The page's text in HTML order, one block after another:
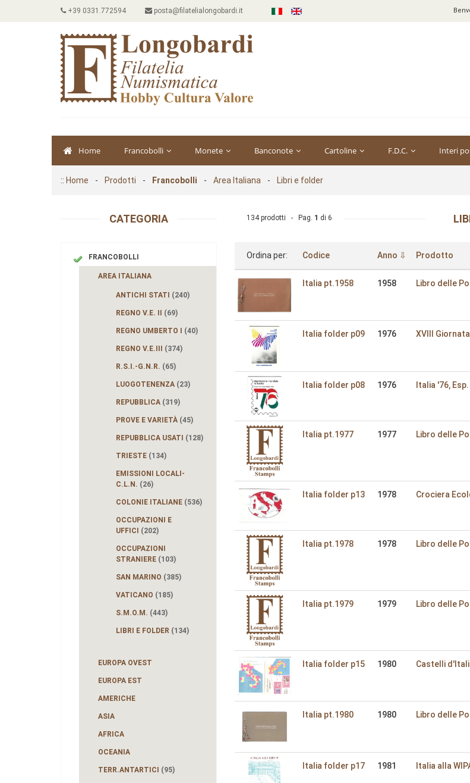
+39 0331.772594 posta@filatelialongobardi.it
Home Francobolli Monete Banconote Cartoline F.D.C. Interi
:: Home - Prodotti - Francobolli - Area Italiana - Libri e folder
CATEGORIA
FRANCOBOLLI
AREA ITALIANA
ANTICHI STATI (240)
REGNO V.E. II (69)
REGNO UMBERTO I (40)
REGNO V.E.III (374)
R.S.I.-G.N.R. (65)
LUOGOTENENZA (23)
REPUBBLICA (319)
PROVE E VARIETÀ (45)
REPUBBLICA USATI (128)
TRIESTE (134)
EMISSIONI LOCALI-
C.L.N. (26)
COLONIE ITALIANE (536)
OCCUPAZIONI E
UFFICI
(202)
OCCUPAZIONI
STRANIERE (103)
SAN MARINO (385)
VATICANO (185)
S.M.O.M. (443)
LIBRI E FOLDER (134)
EUROPA OVEST
EUROPA EST
AMERICHE
ASIA
AFRICA
OCEANIA
TERR.ANTARTICI (95)
134 prodotti - Pag. 1 di 6
Ordina per: Codice Anno ⇩ Prodotto
Italia pt.1958 1958 Libro delle
Italia folder p09 1976 XVIII
Italia folder p08 1976 Italia '76‚
Italia pt.1977 1977 Libro delle
Italia folder p13 1978 Crociera
Italia pt.1978 1978 Libro delle
Italia pt.1979 1979 Libro delle
Italia folder p15 1980 Castelli
Italia pt.1980 1980 Libro delle
Italia folder p17 1981 Italia alla